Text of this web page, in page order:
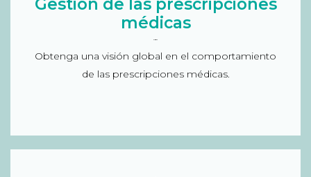
Gestión de las prescripciones
médicas
Obtenga una visión global en el comportamiento
de las prescripciones médicas.
Gestión sobre el total de prescripción (TRx),
nuevas prescripción (NRx), tendencia
comportamiento de los médicos, competencia,
tasas de prescripción por tratamiento realizado...